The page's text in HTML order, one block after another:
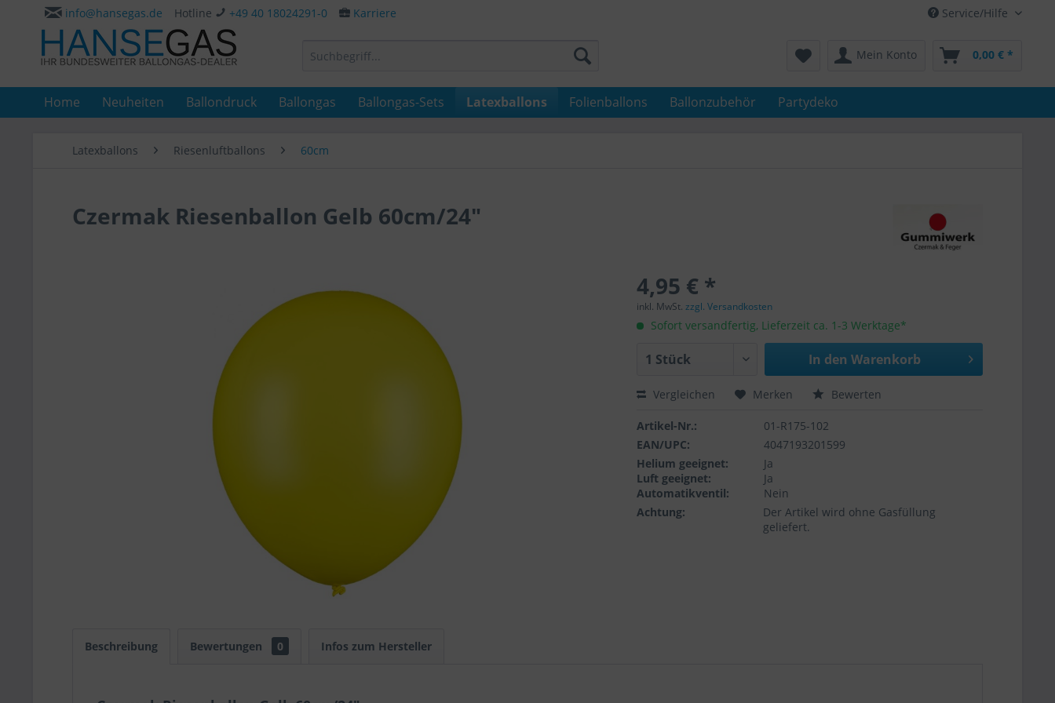
Service/Hilfe
info@hansegas.de Hotline +49 40 18024291-0 Karriere
Mein Konto 0,00 € *
Home Neuheiten Ballondruck Ballongas Ballongas-Sets Latexballons Folienballons Ballonzubehör Partydeko
Latexballons Riesenluftballons 60cm
Czermak Riesenballon Gelb 60cm/24"
4,95 € *
inkl. MwSt.zzgl. Versandkosten
Sofort versandfertig, Lieferzeit ca. 1-3 Werktage*
In den Warenkorb
Vergleichen Merken Bewerten
Artikel-Nr.:
01-R175-102
EAN/UPC:
4047193201599
Helium geeignet:
Ja
Luft geeignet:
Ja
Automatikventil:
Nein
Achtung:
Der Artikel wird ohne Gasfüllung
geliefert.
Beschreibung Bewertungen 0 Infos zum Hersteller